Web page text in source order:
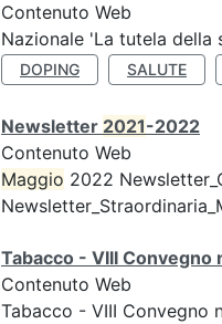
Contenuto Web
Nazionale 'La tutela
DOPING SALUTE
Newsletter 2021-2022
Contenuto Web
Maggio 2022
Tabacco - VIII Convegno
Contenuto Web
Tabacco - VIII Convegno